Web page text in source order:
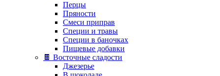
Перцы
Пряности
Смеси приправ
Специи и травы
Специи в баночках
Пищевые добавки
🍫 Восточные сладости
Джезерье